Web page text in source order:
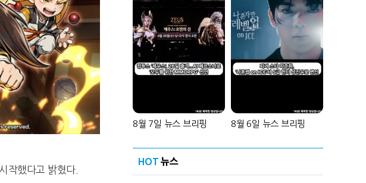
작했다고 밝혔다.
8월 7일 뉴스 브리핑 8월 6일 뉴스 브리핑
HOT 뉴스